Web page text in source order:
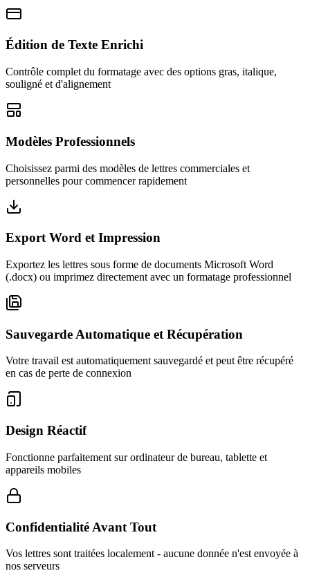
Édition de Texte Enrichi
Contrôle complet du formatage avec des options gras, italique,
souligné et d'alignement
Modèles Professionnels
Choisissez parmi des modèles de lettres commerciales et
personnelles pour commencer rapidement
Export Word et Impression
Exportez les lettres sous forme de documents Microsoft Word
(.docx) ou imprimez directement avec un formatage professionnel
Sauvegarde Automatique et Récupération
Votre travail est automatiquement sauvegardé et peut être récupéré
en cas de perte de connexion
Design Réactif
Fonctionne parfaitement sur ordinateur de bureau, tablette et
appareils mobiles
Confidentialité Avant Tout
Vos lettres sont traitées localement - aucune donnée n'est envoyée à
nos serveurs